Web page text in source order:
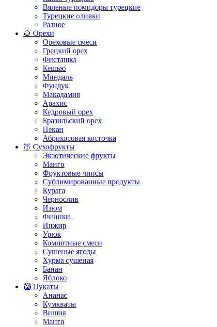
Вяленые помидоры турецкие
Турецкие оливки
Разное
🌰 Орехи
Ореховые смеси
Грецкий орех
Фисташка
Кешью
Миндаль
Фундук
Макадамия
Арахис
Кедровый орех
Бразильский орех
Пекан
Абрикосовая косточка
🍑 Сухофрукты
Экзотические фрукты
Манго
Фруктовые чипсы
Сублимированные продукты
Курага
Чернослив
Изюм
Финики
Инжир
Урюк
Компотные смеси
Сушеные ягоды
Хурма сушеная
Банан
Яблоко
🥝 Цукаты
Ананас
Кумкваты
Вишня
Манго